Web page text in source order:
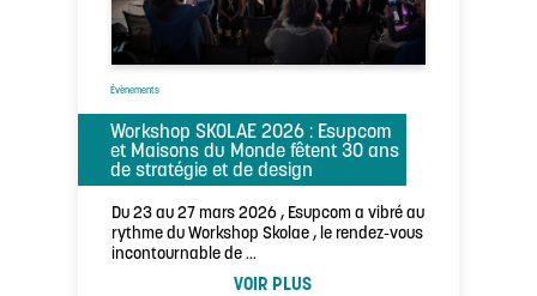
Évènements
Workshop SKOLAE 2026 : Esupcom
et Maisons du Monde fêtent 30 ans
de stratégie et de design
Du 23 au 27 mars 2026 , Esupcom a vibré au
rythme du Workshop Skolae , le rendez-vous
incontournable de …
VOIR PLUS